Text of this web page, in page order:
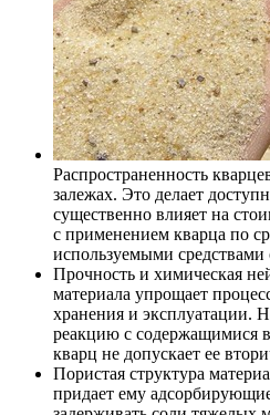
Распространенность
залежах. Это делает
существенно влияет на
с применением кварца по
используемыми средствами
Прочность и химическая
материала упрощает
хранения и эксплуатации.
реакцию с содержащимися
кварц не допускает ее
Пористая структура
придает ему